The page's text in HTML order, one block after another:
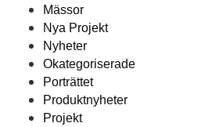
Mässor
Nya Projekt
Nyheter
Okategoriserade
Porträttet
Produktnyheter
Projekt